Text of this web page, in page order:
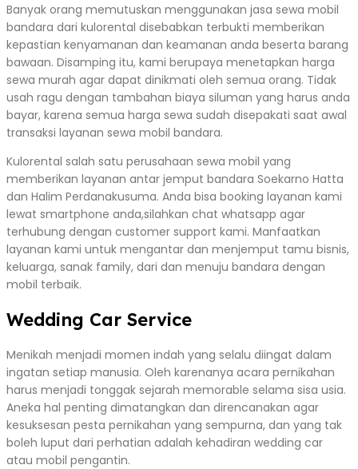
Banyak orang memutuskan menggunakan jasa sewa mobil
bandara dari kulorental disebabkan terbukti memberikan
kepastian kenyamanan dan keamanan anda beserta barang
bawaan. Disamping itu, kami berupaya menetapkan harga
sewa murah agar dapat dinikmati oleh semua orang. Tidak
usah ragu dengan tambahan biaya siluman yang harus anda
bayar, karena semua harga sewa sudah disepakati saat awal
transaksi layanan sewa mobil bandara.
Kulorental salah satu perusahaan sewa mobil yang
memberikan layanan antar jemput bandara Soekarno Hatta
dan Halim Perdanakusuma. Anda bisa booking layanan kami
lewat smartphone anda,silahkan chat whatsapp agar
terhubung dengan customer support kami. Manfaatkan
layanan kami untuk mengantar dan menjemput tamu bisnis,
keluarga, sanak family, dari dan menuju bandara dengan
mobil terbaik.
Wedding Car Service
Menikah menjadi momen indah yang selalu diingat dalam
ingatan setiap manusia. Oleh karenanya acara pernikahan
harus menjadi tonggak sejarah memorable selama sisa usia.
Aneka hal penting dimatangkan dan direncanakan agar
kesuksesan pesta pernikahan yang sempurna, dan yang tak
boleh luput dari perhatian adalah kehadiran wedding car
atau mobil pengantin.